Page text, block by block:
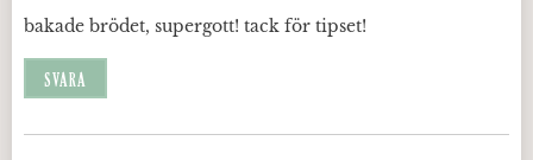
bakade brödet, supergott! tack för tipset!
SVARA